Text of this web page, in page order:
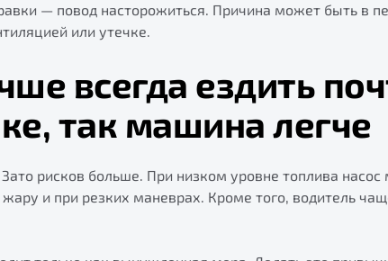
— повод насторожиться. Причина может быть в
или утечке.
всегда ездить
так машина легче
рисков больше. При низком уровне топлива
и при резких маневрах. Кроме того, водитель